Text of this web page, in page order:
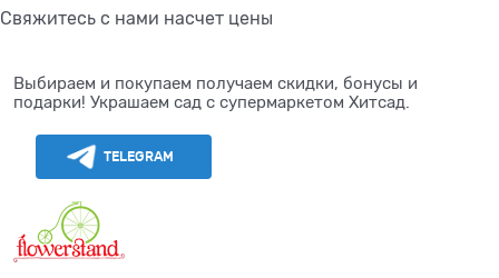
Свяжитесь с нами насчет цены
Выбираем и покупаем получаем скидки, бонусы и
подарки! Украшаем сад с супермаркетом Хитсад.
TELEGRAM